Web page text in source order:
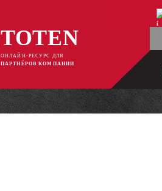
TOTEN
ОНЛАЙН-РЕСУРС ДЛЯ
ПАРТНЁРОВ КОМПАНИИ